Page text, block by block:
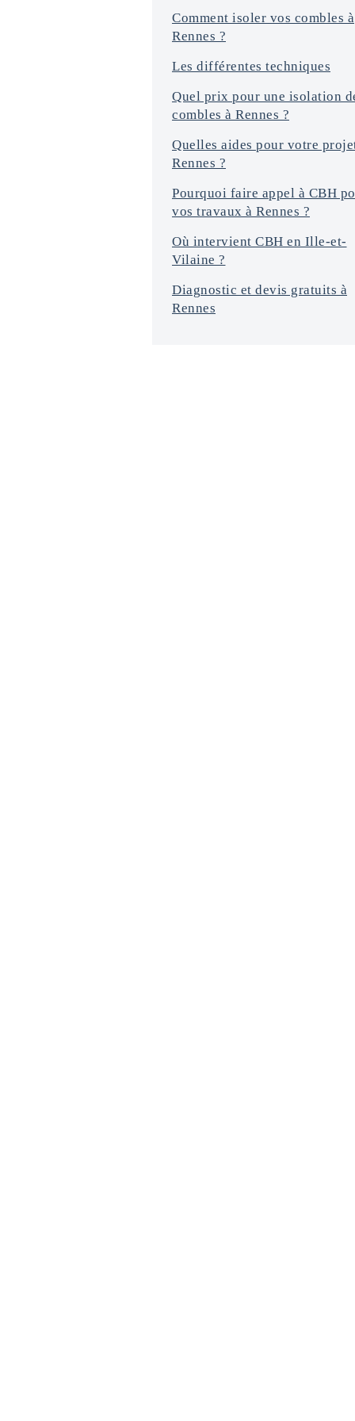
Comment isoler vos combles à
Rennes ?
Les différentes techniques
Quel prix pour une isolation
combles à Rennes ?
Quelles aides pour votre
Rennes ?
Pourquoi faire appel à CBH
vos travaux à Rennes ?
Où intervient CBH en Ille-et-
Vilaine ?
Diagnostic et devis gratuits à
Rennes